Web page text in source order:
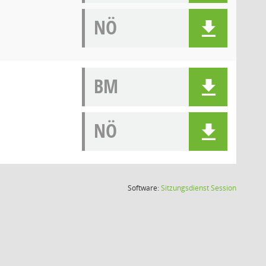
NÖ
BM
NÖ
Software:SitzungsdienstSession(Wird in